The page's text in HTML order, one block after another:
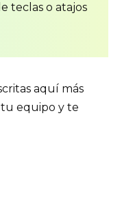
teclas o atajos
aquí más
equipo y te